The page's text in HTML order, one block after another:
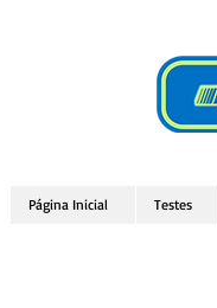
Página Inicial Testes